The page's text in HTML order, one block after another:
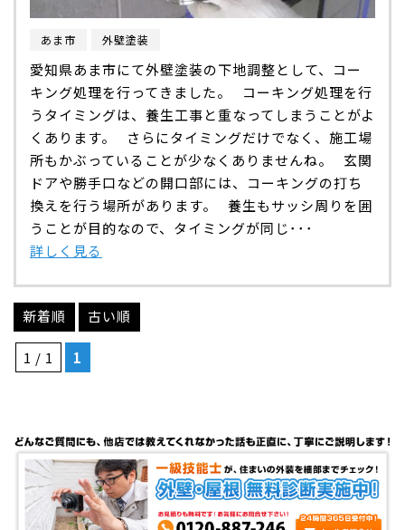
あま市 外壁塗装
愛知県あま市にて外壁塗装の下地調整として、コー
キング処理を行ってきました。 コーキング処理を行
うタイミングは、養生工事と重なってしまうことがよ
くあります。 さらにタイミングだけでなく、施工場
所もかぶっていることが少なくありませんね。 玄関
ドアや勝手口などの開口部には、コーキングの打ち
換えを行う場所があります。 養生もサッシ周りを囲
うことが目的なので、タイミングが同じ･･･
詳しく見る
新着順 古い順
1 / 1 1